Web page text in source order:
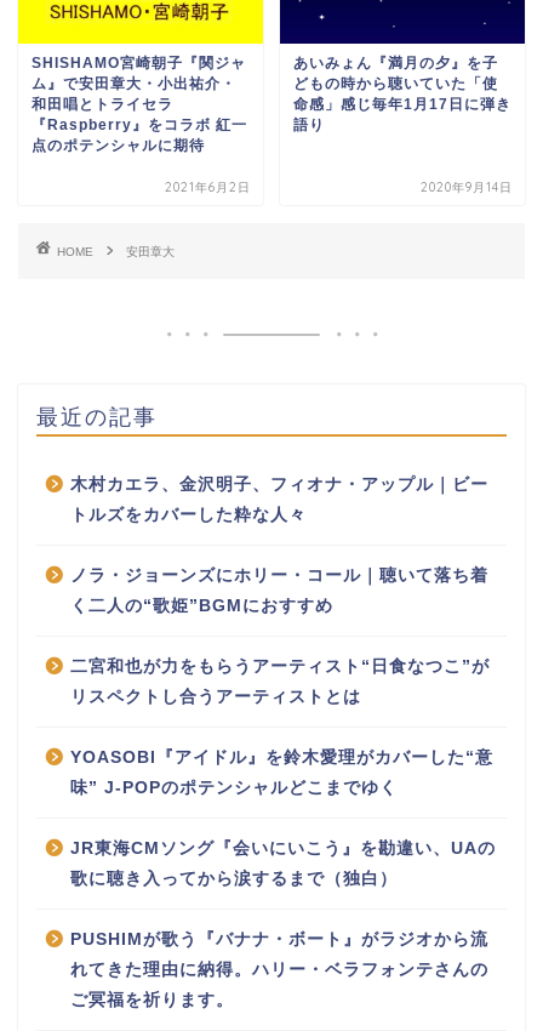
SHISHAMO宮崎朝子『関ジャ
ム』で安田章大・小出祐介・
和田唱とトライセラ
『Raspberry』をコラボ 紅一
点のポテンシャルに期待
2021年6月2日
あいみょん『満月の夕』を子
どもの時から聴いていた「使
命感」感じ毎年1月17日に弾き
語り
2020年9月14日
HOME 安田章大
最近の記事
木村カエラ、金沢明子、フィオナ・アップル｜ビー
トルズをカバーした粋な人々
ノラ・ジョーンズにホリー・コール｜聴いて落ち着
く二人の“歌姫”BGMにおすすめ
二宮和也が力をもらうアーティスト“日食なつこ”が
リスペクトし合うアーティストとは
YOASOBI『アイドル』を鈴木愛理がカバーした“意
味” J-POPのポテンシャルどこまでゆく
JR東海CMソング『会いにいこう』を勘違い、UAの
歌に聴き入ってから涙するまで（独白）
PUSHIMが歌う『バナナ・ボート』がラジオから流
れてきた理由に納得。ハリー・ベラフォンテさんの
ご冥福を祈ります。